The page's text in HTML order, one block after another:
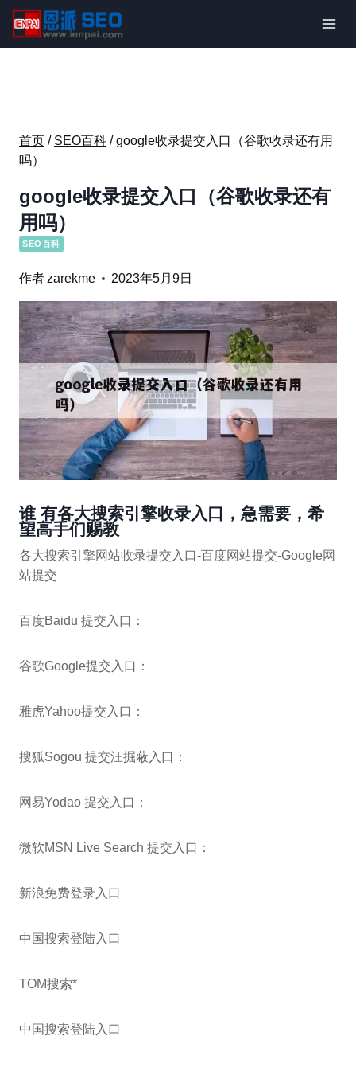
内
首页 / SEO百科 / google收录提交入口（谷歌收录还有用
吗）
google收录提交入口（谷歌收录还有
用吗）
SEO百科
作者zarekme 2023年5月9日
谁 有各大搜索引擎收录入口，急需要，希
望高手们赐教
各大搜索引擎网站收录提交入口-百度网站提交-Google网
站提交
百度Baidu 提交入口：
谷歌Google提交入口：
雅虎Yahoo提交入口：
搜狐Sogou 提交汪掘蔽入口：
网易Yodao 提交入口：
微软MSN Live Search 提交入口：
新浪免费登录入口
中国搜索登陆入口
TOM搜索*
中国搜索登陆入口